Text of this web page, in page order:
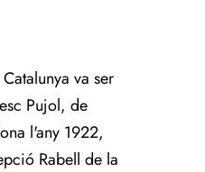
va ser
Pujol, de
l'any 1922,
Rabell de la